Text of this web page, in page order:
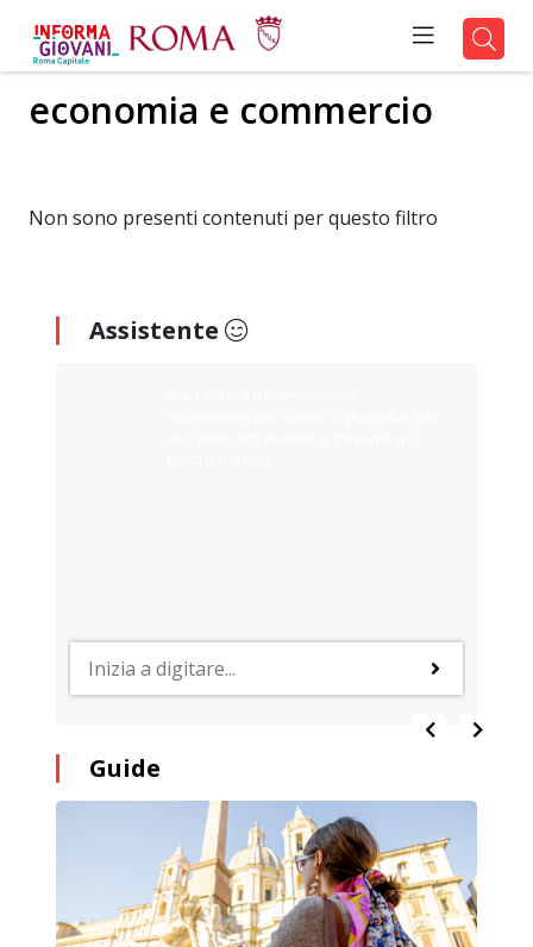
economia e commercio
Non sono presenti contenuti per questo filtro
Assistente
Guide